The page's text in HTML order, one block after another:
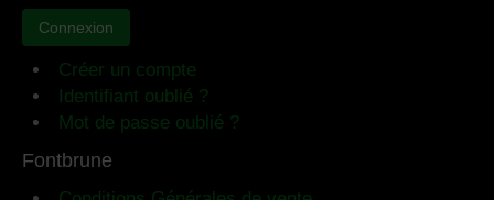
Connexion
Créer un compte
Identifiant oublié ?
Mot de passe oublié ?
Fontbrune